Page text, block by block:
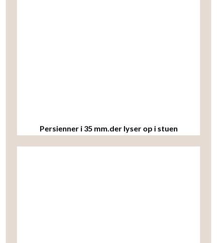
Persienner i 35 mm.der lyser op i stuen